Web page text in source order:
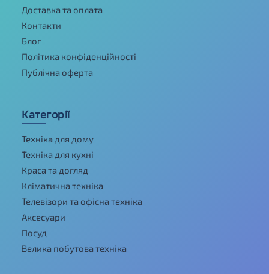
Доставка та оплата
Контакти
Блог
Політика конфіденційності
Публічна оферта
Категорії
Техніка для дому
Техніка для кухні
Краса та догляд
Кліматична техніка
Телевізори та офісна техніка
Аксесуари
Посуд
Велика побутова техніка